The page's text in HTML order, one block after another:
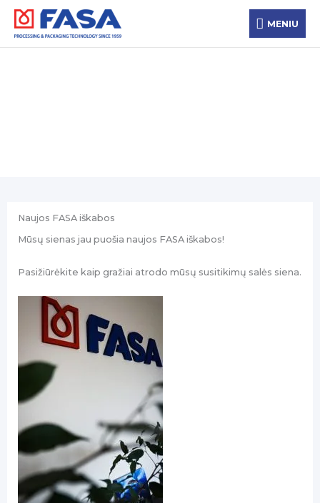
Pereiti
prie
turinio
MENIU
MENIU
Naujos FASA iškabos
Mūsų sienas jau puošia naujos FASA iškabos!
Pasižiūrėkite kaip gražiai atrodo mūsų susitikimų salės siena.